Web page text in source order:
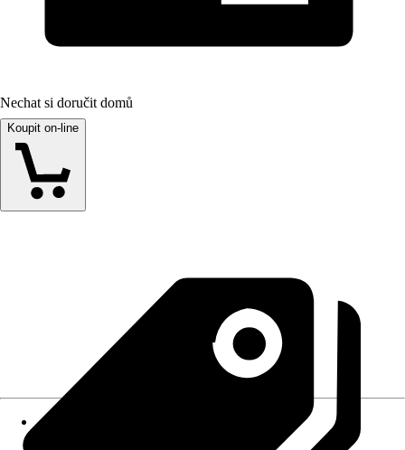
Nechat si doručit domů
Koupit on-line